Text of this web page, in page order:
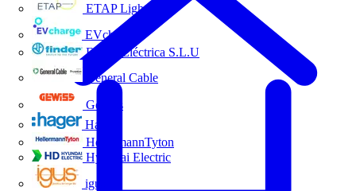
ETAP Lighting
EVcharge
Finder Eléctrica S.L.U
General Cable
Gewiss
Hager
HellermannTyton
Hyundai Electric
igus